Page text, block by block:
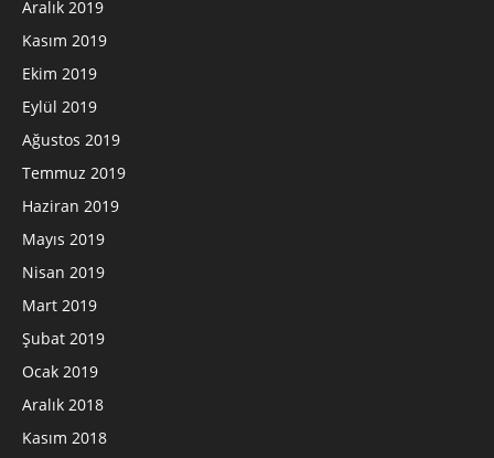
Aralık 2019
Kasım 2019
Ekim 2019
Eylül 2019
Ağustos 2019
Temmuz 2019
Haziran 2019
Mayıs 2019
Nisan 2019
Mart 2019
Şubat 2019
Ocak 2019
Aralık 2018
Kasım 2018